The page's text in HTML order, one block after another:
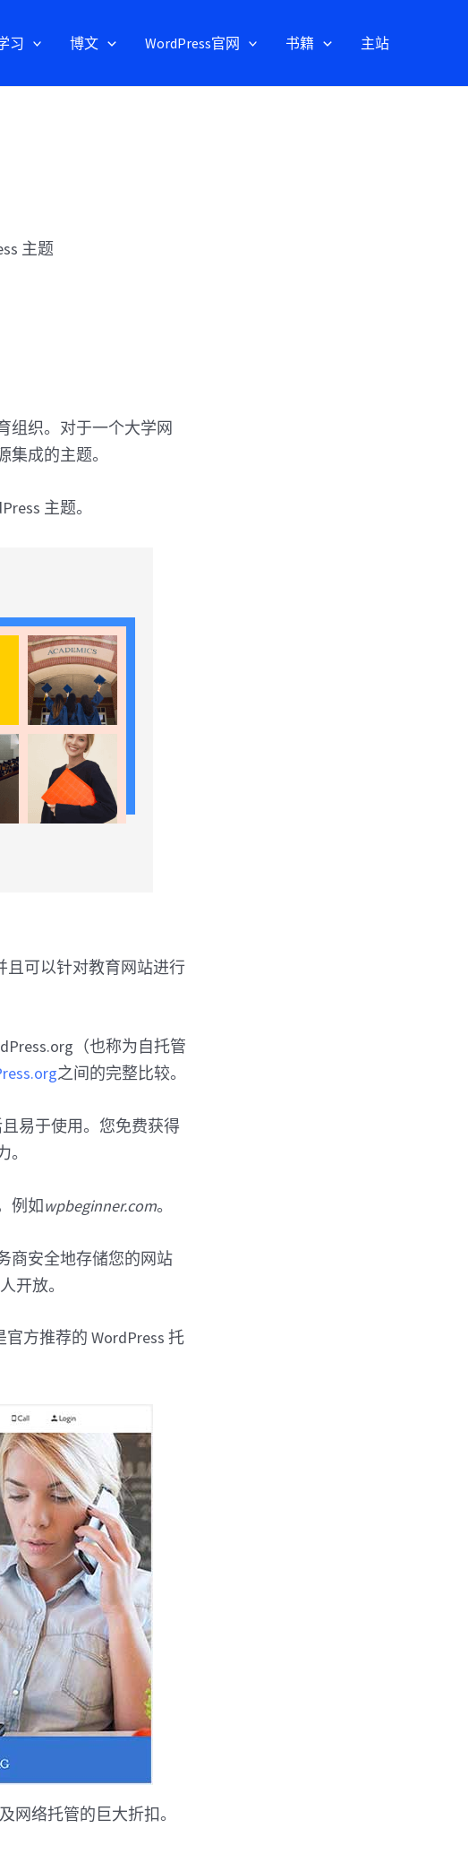
习 博文 WordPress官网 书籍 主站
主题
组织。对于一个大学网
成的主题。
主题。
且可以针对教育网站进行
（也称为自托管
之间的完整比较。
易于使用。您免费获得
例如wpbeginner.com。
商安全地存储您的网站
开放。
方推荐的 WordPress 托
网络托管的巨大折扣。